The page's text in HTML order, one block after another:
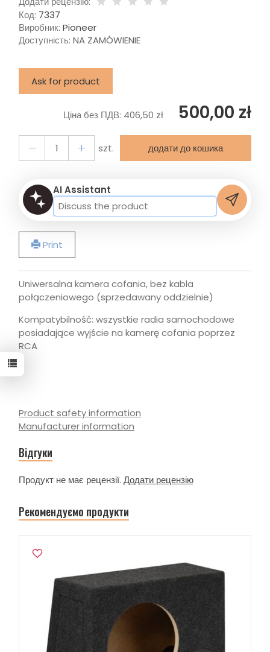
Код: 7337
Виробник: Pioneer
Доступність: NA ZAMÓWIENIE
Ask for product
Ціна без ПДВ: 406,50 zł 500,00 zł
szt. додати до кошика
AI Assistant
Print
Uniwersalna kamera cofania, bez kabla
połączeniowego (sprzedawany oddzielnie)
Kompatybilność: wszystkie radia samochodowe
posiadające wyjście na kamerę cofania poprzez
RCA
Product safety information
Manufacturer information
Відгуки
Продукт не має рецензії. Додати рецензію
Рекомендуємо продукти